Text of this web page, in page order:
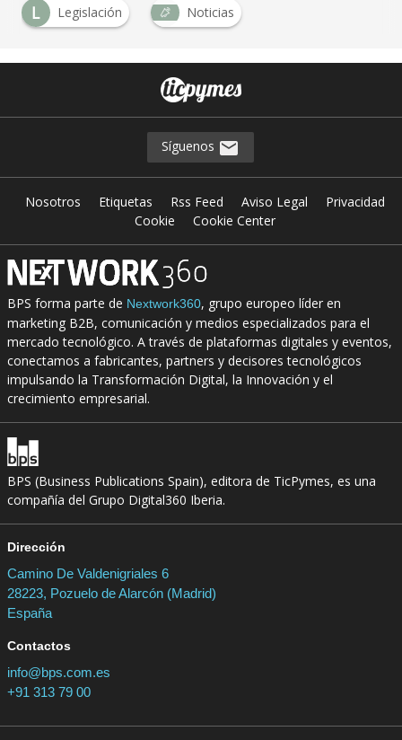
L
Legislación Noticias
Síguenos
Nosotros Etiquetas Rss Feed Aviso Legal
Privacidad
Cookie
Cookie Center
BPS forma parte de Nextwork360, grupo europeo líder en
marketing B2B, comunicación y medios especializados para el
mercado tecnológico. A través de plataformas digitales y eventos,
conectamos a fabricantes, partners y decisores tecnológicos
impulsando la Transformación Digital, la Innovación y el
crecimiento empresarial.
BPS (Business Publications Spain), editora de TicPymes, es una
compañía del Grupo Digital360 Iberia.
Dirección
Camino De Valdenigriales 6
28223, Pozuelo de Alarcón (Madrid)
España
Contactos
info@bps.com.es
+91 313 79 00